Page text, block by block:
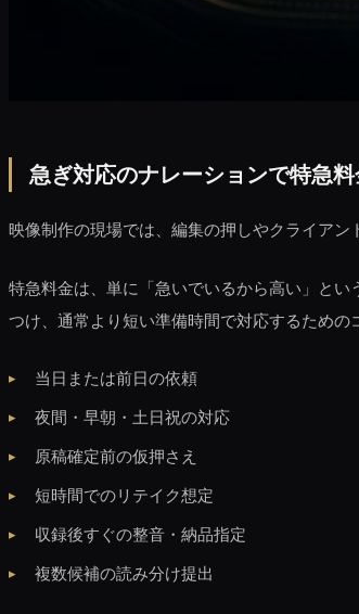
急ぎ対応のナレーションで特急
映像制作の現場では、編集の押しやクライア
特急料金は、単に「急いでいるから高い」と
つけ、通常より短い準備時間で対応するための
当日または前日の依頼
夜間・早朝・土日祝の対応
原稿確定前の仮押さえ
短時間でのリテイク想定
収録後すぐの整音・納品指定
複数候補の読み分け提出